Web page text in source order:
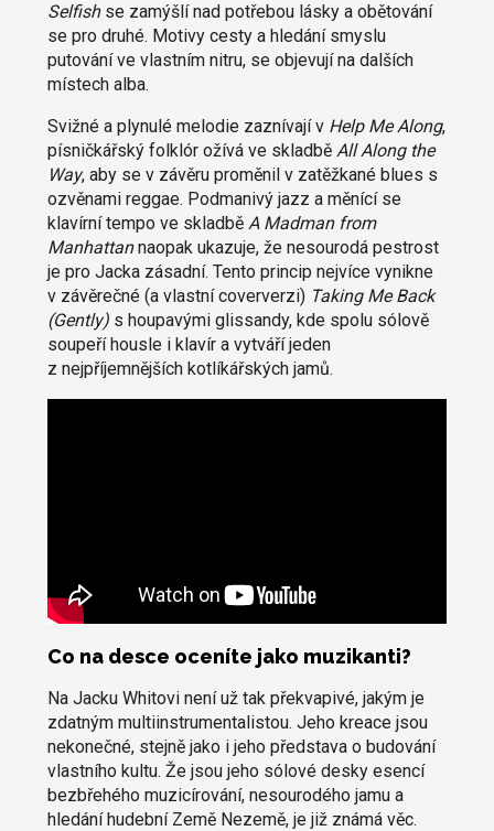
Selfishse zamýšlí nad potřebou lásky a obětování
se pro druhé. Motivy cesty a hledání smyslu
putování ve vlastním nitru, se objevují na dalších
místech alba.
Svižné a plynulé melodie zaznívají v Help Me Along,
písničkářský folklór ožívá ve skladbě All Along the
Way, aby se v závěru proměnil v zatěžkané blues s
ozvěnami reggae. Podmanivý jazz a měnící se
klavírní tempo ve skladbě A Madman from
Manhattannaopak ukazuje, že nesourodá pestrost
je pro Jacka zásadní. Tento princip nejvíce vynikne
v závěrečné (a vlastní coververzi) Taking Me Back
(Gently)s houpavými glissandy, kde spolu sólově
soupeří housle i klavír a vytváří jeden
z nejpříjemnějších kotlíkářských jamů.
Co na desce oceníte jako muzikanti?
Na Jacku Whitovi není už tak překvapivé, jakým je
zdatným multiinstrumentalistou. Jeho kreace jsou
nekonečné, stejně jako i jeho představa o budování
vlastního kultu. Že jsou jeho sólové desky esencí
bezbřehého muzicírování, nesourodého jamu a
hledání hudební Země Nezemě, je již známá věc.